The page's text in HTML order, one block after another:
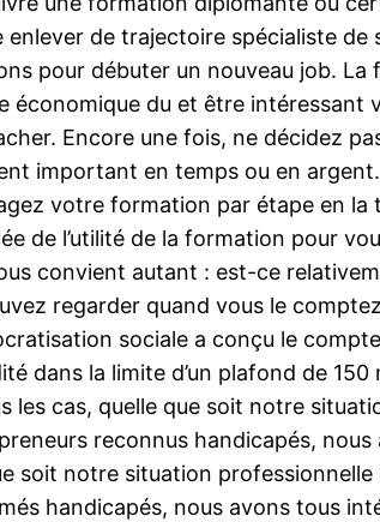
de trajectoire spécialiste de
pour débuter un nouveau job.
économique du et être intéressant
Encore une fois, ne décidez
important en temps ou en
votre formation par étape en
de l’utilité de la formation pour
convient autant : est-ce
regarder quand vous le
sociale a conçu le
dans la limite d’un plafond de
les cas, quelle que soit notre
reconnus handicapés,
soit notre situation
handicapés, nous avons tous